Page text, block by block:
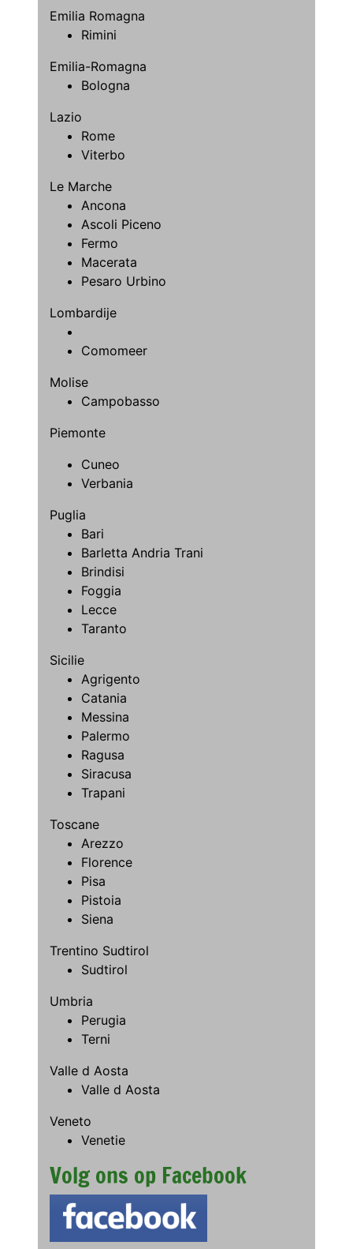
Emilia Romagna
Rimini
Emilia-Romagna
Bologna
Lazio
Rome
Viterbo
Le Marche
Ancona
Ascoli Piceno
Fermo
Macerata
Pesaro Urbino
Lombardije
Comomeer
Molise
Campobasso
Piemonte
Cuneo
Verbania
Puglia
Bari
Barletta Andria Trani
Brindisi
Foggia
Lecce
Taranto
Sicilie
Agrigento
Catania
Messina
Palermo
Ragusa
Siracusa
Trapani
Toscane
Arezzo
Florence
Pisa
Pistoia
Siena
Trentino Sudtirol
Sudtirol
Umbria
Perugia
Terni
Valle d Aosta
Valle d Aosta
Veneto
Venetie
Volg ons op Facebook